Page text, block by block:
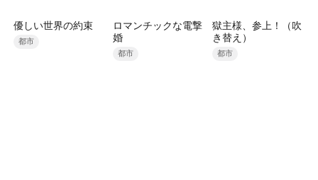
優しい世界の約束
都市
ロマンチックな電撃
婚
都市
獄主様、参上！（吹
き替え）
都市